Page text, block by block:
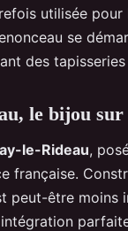
utilisée
se
des
le bijou
le-Rideau,
française.
peut-être moins